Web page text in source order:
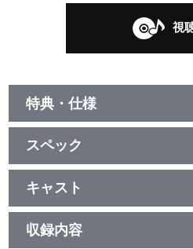
視
特典・仕様
他、仕様
描き下ろしジャケット
スペック
品番：LACA-15214
ジャンル：国内アニメ音楽
アルバム／56分
キャスト
小野賢章(黒子テツヤ)/小野友樹(火
大輔(緑間真太郎)/斎藤千和(相田リ
(伊月俊)
収録内容